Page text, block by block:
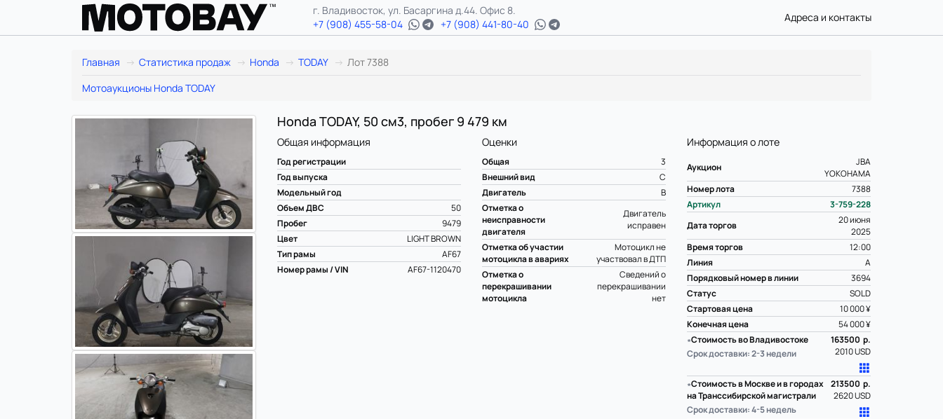
г. Владивосток, ул. Басаргина д.44. Офис 8.
+7 (908) 455-58-04
+7 (908) 441-80-40
Адреса и контакты
Главная Статистика продаж Honda TODAY
Лот 7388
Мотоаукционы Honda TODAY
Honda TODAY, 50 см3, пробег 9 479 км
Информация о лоте
Аукцион
JBA
YOKOHAMA
Номер лота
7388
Артикул
3-759-228
Дата торгов
20 июня
2025
Время торгов
12:00
Линия
A
Порядковый номер в линии
3694
Статус
SOLD
Стартовая цена
10 000 ¥
Конечная цена
54 000 ¥
∗Стоимость во Владивостоке
Срок доставки: 2-3 недели
163500 р.
2010 USD
∗Стоимость в Москве и в городах
на Транссибирской магистрали
Срок доставки: 4-5 недель
213500 р.
2620 USD
Общая информация
Год регистрации
Год выпуска
Модельный год
Объем ДВС
50
Пробег
9479
Цвет
LIGHT BROWN
Тип рамы
AF67
Номер рамы / VIN
AF67-1120470
Оценки
Общая
3
Внешний вид
C
Двигатель
B
Отметка о
неисправности
двигателя
Двигатель
исправен
Отметка об участии
мотоцикла в авариях
Мотоцикл не
участвовал в ДТП
Отметка о
перекрашивании
мотоцикла
Сведений о
перекрашивании
нет